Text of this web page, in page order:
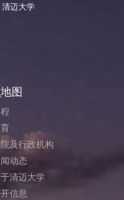
迈大学
图
及行政机构
动态
清迈大学
信息